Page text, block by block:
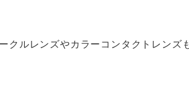
クルレンズやカラーコンタクトレン